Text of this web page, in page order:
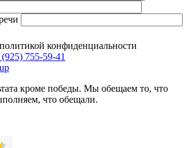
конфиденциальности
(925) 755-59-41
кроме победы. Мы обещаем то, что
что обещали.